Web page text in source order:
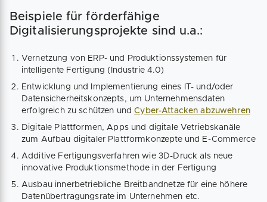
Beispiele für förderfähige
Digitalisierungsprojekte sind u.a.:
Vernetzung von ERP- und Produktions­systemen für
intelligente Fertigung (Industrie 4.0)
Entwicklung und Implemen­tierung eines IT- und/oder
Daten­sicherheits­konzepts, um Unternehmens­daten
erfolgreich zu schützen undCyber-Attacken abzuwehren
Digitale Plattformen, Apps und digitale Vetriebs­kanäle
zum Aufbau digitaler Plattform­konzepte und E-Commerce
Additive Fertigungs­verfahren wie 3D-Druck als neue
innovative Produktions­methode in der Fertigung
Ausbau innerbetriebliche Breitband­netze für eine höhere
Daten­übertragungs­rate im Unternehmen etc.